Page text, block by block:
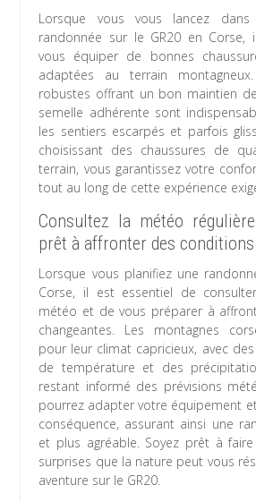
Lorsque vous vous lancez dans
randonnée sur le GR20 en Corse,
vous équiper de bonnes
adaptées au terrain
robustes offrant un bon maintien
semelle adhérente sont
les sentiers escarpés et parfois
choisissant des chaussures de
terrain, vous garantissez votre
tout au long de cette expérience
Consultez la météo
prêt à affronter des
Lorsque vous planifiez une
Corse, il est essentiel de
météo et de vous préparer à
changeantes. Les montagnes
pour leur climat capricieux, avec
de température et des
restant informé des prévisions
pourrez adapter votre équipement
conséquence, assurant ainsi une
et plus agréable. Soyez prêt à
surprises que la nature peut vous
aventure sur le GR20.